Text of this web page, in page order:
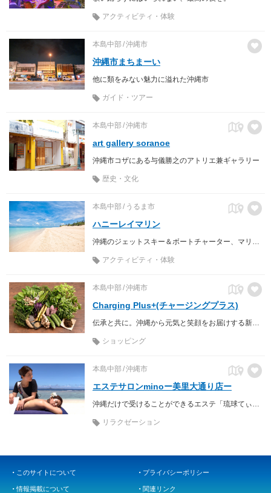
アクティビティ・体験
本島中部 沖縄市
沖縄市まちまーい
他に類をみない魅力に溢れた沖縄市
ガイド・ツアー
本島中部 沖縄市
art gallery soranoe
沖縄市コザにある与儀勝之のアトリエ兼ギャラリー
歴史・文化
本島中部 うるま市
ハニーレイマリン
アクティビティ・体験
本島中部 沖縄市
Charging Plus+(チャージングプラス)
伝承と共に。沖縄から元気と笑顔をお届けする新通販スタイル「Charging plus+」(チャージングプラス)。 忙しい毎日だからこそ、毎日少しづつの充電が大切だと私たちは考えます。自然の恵み溢れる島、沖縄から、海と太陽と大地の恵みと伝承の知恵をいただいて、皆様に少しでも喜びをプラスする製品をお届けしていきます。
ショッピング
本島中部 沖縄市
エステサロンminoー美里大通り店ー
リラクゼーション
このサイトについて プライバシーポリシー
情報掲載について 関連リンク